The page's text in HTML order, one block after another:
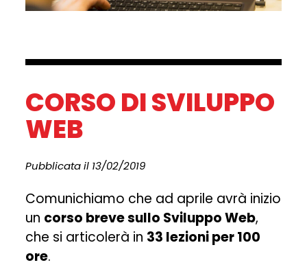
CORSO DI SVILUPPO
WEB
Pubblicata il 13/02/2019
Comunichiamo che ad aprile avrà inizio
un corso breve sullo Sviluppo Web,
che si articolerà in 33 lezioni per 100
ore.